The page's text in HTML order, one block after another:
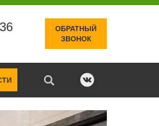
ОБРАТНЫЙ
ЗВОНОК